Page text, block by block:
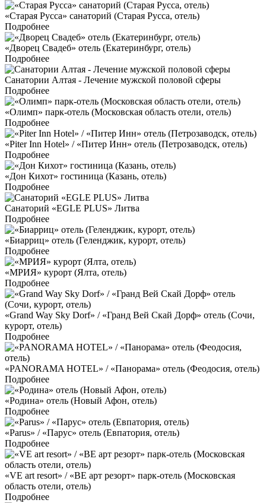
«Старая Русса» санаторий (Старая Русса, отель)
Подробнее
«Дворец Свадеб» отель (Екатеринбург, отель)
Подробнее
Санатории Алтая - Лечение мужской половой сферы
Подробнее
«Олимп» парк-отель (Московская область отели, отель)
Подробнее
«Piter Inn Hotel» / «Питер Инн» отель (Петрозаводск, отель)
Подробнее
«Дон Кихот» гостиница (Казань, отель)
Подробнее
Санаторий «EGLE PLUS» Литва
Подробнее
«Биарриц» отель (Геленджик, курорт, отель)
Подробнее
«МРИЯ» курорт (Ялта, отель)
Подробнее
«Grand Way Sky Dorf» / «Гранд Вей Скай Дорф» отель (Сочи,
курорт, отель)
Подробнее
«PANORAMA HOTEL» / «Панорама» отель (Феодосия, отель)
Подробнее
«Родина» отель (Новый Афон, отель)
Подробнее
«Parus» / «Парус» отель (Евпатория, отель)
Подробнее
«VE art resort» / «ВЕ арт резорт» парк-отель (Московская
область отели, отель)
Подробнее